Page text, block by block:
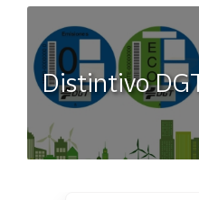
Distintivo